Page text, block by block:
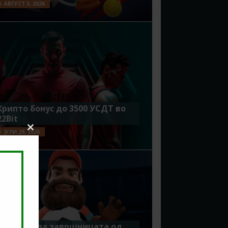
АВГУСТ 5, 2026
бонус до 3500 УСДТ во
ЈУЛИ 29, 2026
Close
module